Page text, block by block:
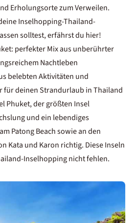
Erholungsorte zum Verweilen.
Inselhopping-Thailand-
solltest, erfährst du hier!
perfekter Mix aus unberührter
Nachtleben
belebten Aktivitäten und
für deinenStrandurlaub in Thailand
Phuket, der größten Insel
und ein lebendiges
Patong Beach sowie an den
Kata und Karon richtig. Diese Inseln
Inselhopping nicht fehlen.